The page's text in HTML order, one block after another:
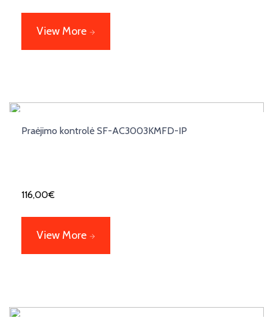
View More
Praėjimo kontrolė SF-AC3003KMFD-IP
116,00€
View More